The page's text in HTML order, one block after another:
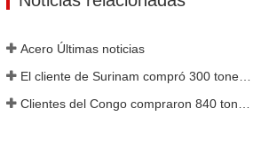
Acero Últimas noticias
Clientes del Congo compraron 840 toneladas de barras de acero